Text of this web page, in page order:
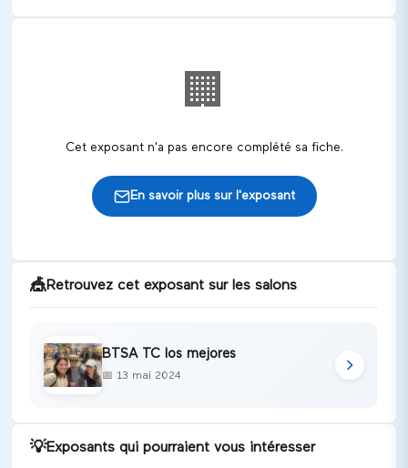
🏢
Cet exposant n'a pas encore complété sa fiche.
En savoir plus sur l'exposant
🎪Retrouvez cet exposant sur les salons
BTSA TC los mejores
📅 13 mai 2024
💡Exposants qui pourraient vous intéresser